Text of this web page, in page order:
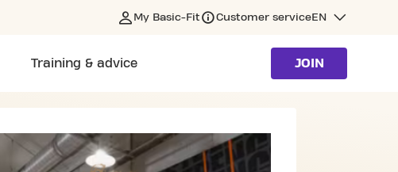
My Basic-Fit Customer serviceEN
Training & advice JOIN